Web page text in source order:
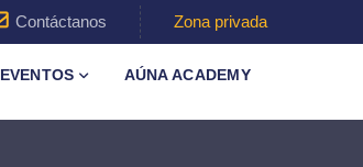
Contáctanos Zona privada
EVENTOS AÚNA ACADEMY